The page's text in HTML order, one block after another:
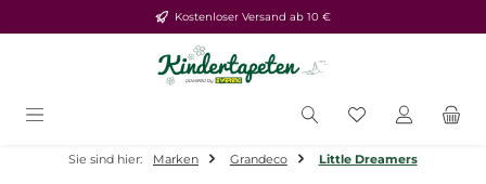
Zum Hauptinhalt springenKostenloser Versand ab 10 €
Du hast 0
Sie sind hier: Marken Grandeco Little Dreamers